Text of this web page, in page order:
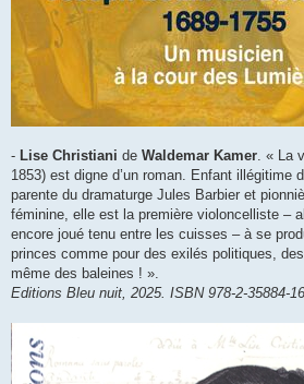
- Lise Christiani de Waldemar Kamer . « La
1853) est digne d’un roman. Enfant illégitime
parente du dramaturge Jules Barbier et
féminine, elle est la première violoncelliste –
encore joué tenu entre les cuisses – à se
princes comme pour des exilés politiques,
même des baleines ! ».
Editions Bleu nuit, 2025. ISBN 978-2-35884-